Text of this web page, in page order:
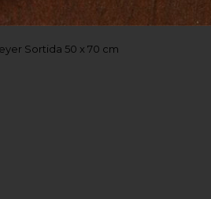
Sortida 50 x 70 cm